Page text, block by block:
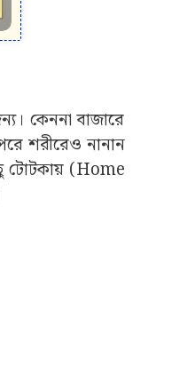
কেননা বাজারে
শরীরেও নানান
টোটকায় (Home